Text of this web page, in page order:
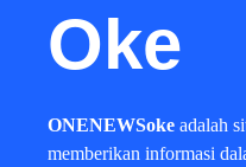
Oke
ONENEWSoke adalah
memberikan informasi